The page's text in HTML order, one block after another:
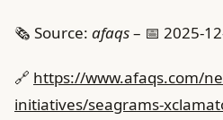
🗞️ Source: afaqs– 📅 2025-
🔗 https://www.afaqs.com/
initiatives/seagrams-